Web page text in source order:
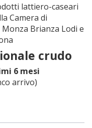
lattiero-caseari
Camera di
Brianza Lodi e
crudo
6 mesi
arrivo)